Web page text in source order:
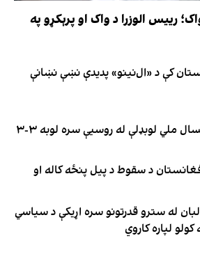
رییس الوزرا د واک او پرېکړو په
کې د «ال‌نینو» پدیدې نښې نښانې
د افغانستان فوټسال ملي لوبډلې له روسیې سره لوبه ۳-۳
د افغانستان د سقوط د پیل پنځه کاله او
له سترو قدرتونو سره اړیکې د سیاسي
کولو لپاره کاروي